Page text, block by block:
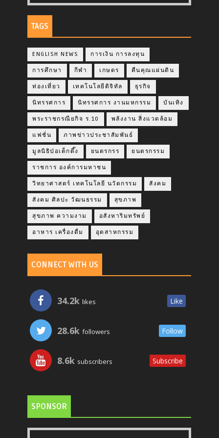
TAGS
ENGLISH NEWS การเงิน การลงทุน
การศึกษา กีฬา เกษตร คืนคุณแผ่นดิน
ท่องเที่ยว เทคโนโลยีดิจิทัล ธุรกิจ
นิทรรศการ นิทรรศการ งานมหกรรม บันเทิง
พระราชกรณียกิจ ร.10 พลังงาน สิ่งแวดล้อม
แฟชั่น ภาพข่าวประชาสัมพันธ์
มูลนิธิป่อเต็กตึ๊ง ยนตรกรร ยนตรกรรม
ราชการ องค์การมหาชน
วิทยาศาสตร์ เทคโนโลยี นวัตกรรม สังคม
สังคม ศิลปะ วัฒนธรรม สุขภาพ
สุขภาพ ความงาม อสังหาริมทรัพย์
อาหาร เครื่องดื่ม อุตสาหกรรม
CONNECT WITH US
34.2k likes Like
28.6k followers Follow
8.6k subscribers Subscribe
SPONSOR